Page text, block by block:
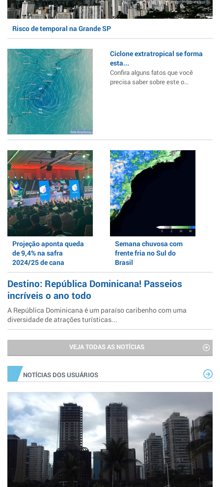
Risco de temporal na Grande SP
Ciclone extratropical se forma
esta...
Confira alguns fatos que você
precisa saber sobre este o...
Projeção aponta queda
de 9,4% na safra
2024/25 de cana
Semana chuvosa com
frente fria no Sul do
Brasil
Destino: República Dominicana! Passeios
incríveis o ano todo
A República Dominicana é um paraíso caribenho com uma
diversidade de atrações turísticas...
VEJA TODAS AS NOTÍCIAS
NOTÍCIAS DOS USUÁRIOS